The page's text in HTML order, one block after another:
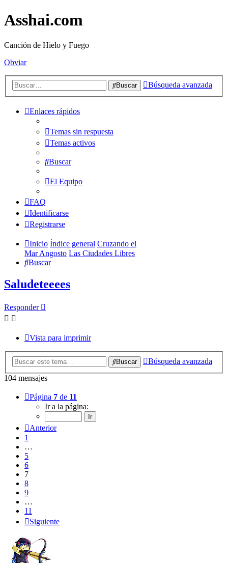
Asshai.com
Canción de Hielo y Fuego
Obviar
Buscar Búsqueda avanzada
Enlaces rápidos
Temas sin respuesta
Temas activos
Buscar
El Equipo
FAQ
Identificarse
Registrarse
Inicio Índice general Cruzando el
Mar Angosto Las Ciudades Libres
Buscar
Saludeteeees
Responder
Vista para imprimir
Buscar
Búsqueda avanzada
104 mensajes
Página 7 de 11
Ir a la página:
Anterior
1
…
5
6
7
8
9
…
11
Siguiente